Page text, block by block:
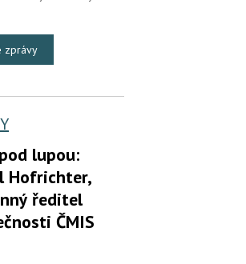
zprávy
lupou:
Hofrichter,
ředitel
ČMIS